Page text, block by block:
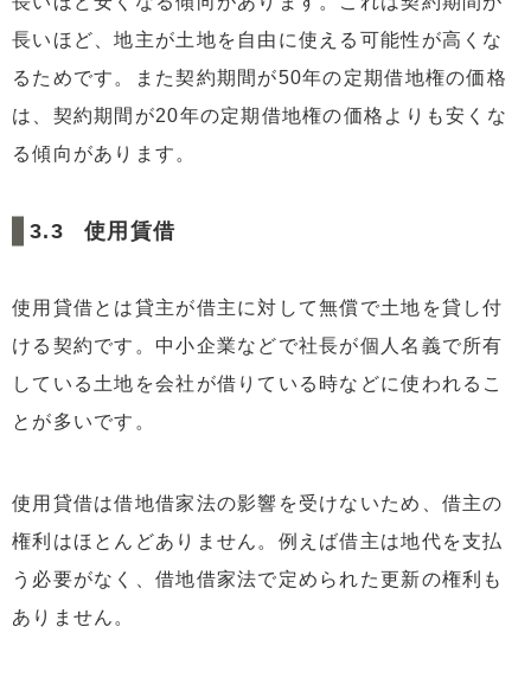
長いほど、地主が土地を自由に使える可能性が高くな
るためです。また契約期間が50年の定期借地権の価格
は、契約期間が20年の定期借地権の価格よりも安くな
る傾向があります。
使用賃借
使用貸借とは貸主が借主に対して無償で土地を貸し付
ける契約です。中小企業などで社長が個人名義で所有
している土地を会社が借りている時などに使われるこ
とが多いです。
使用貸借は借地借家法の影響を受けないため、借主の
権利はほとんどありません。例えば借主は地代を支払
う必要がなく、借地借家法で定められた更新の権利も
ありません。